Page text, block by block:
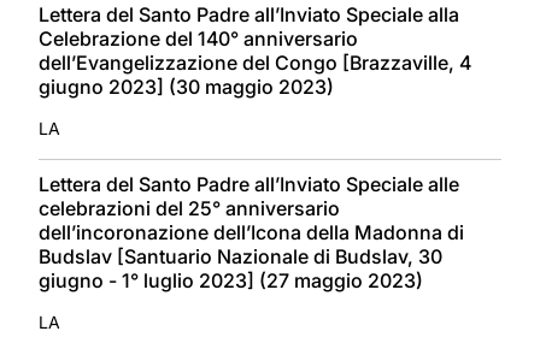
Lettera del Santo Padre all’Inviato Speciale alla
Celebrazione del 140° anniversario
dell’Evangelizzazione del Congo [Brazzaville, 4
giugno 2023] (30 maggio 2023)
LA
Lettera del Santo Padre all’Inviato Speciale alle
celebrazioni del 25° anniversario
dell’incoronazione dell’Icona della Madonna di
Budslav [Santuario Nazionale di Budslav, 30
giugno - 1° luglio 2023] (27 maggio 2023)
LA